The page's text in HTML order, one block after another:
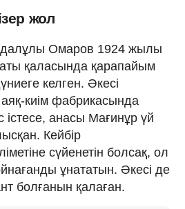
жол
Омаров 1924 жылы
қаласында қарапайым
келген. Әкесі
киім фабрикасында
істесе, анасы Мағинұр үй
Кейбір
сүйенетін болсақ, ол
ұнататын. Әкесі де
болғанын қалаған.